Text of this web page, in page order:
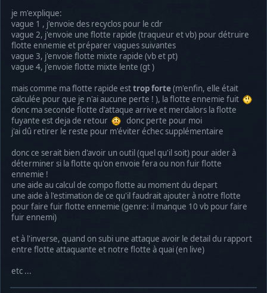
je m'explique:
vague 1 , j'envoie des recyclos pour le cdr
vague 2, j'envoie une flotte rapide (traqueur et vb) pour détruire
flotte ennemie et préparer vagues suivantes
vague 3, j'envoie flotte mixte rapide (vb et pt)
vague 4, j'envoie flotte mixte lente (gt )
mais comme ma flotte rapide esttrop forte(m'enfin, elle était
calculée pour que je n'ai aucune perte ! ), la flotte ennemie fuit
donc ma seconde flotte d'attaque arrive et merdalors la flotte
fuyante est deja de retour
donc perte pour moi
j'ai dû retirer le reste pour m'éviter échec supplémentaire
donc ce serait bien d'avoir un outil (quel qu'il soit) pour aider à
déterminer si la flotte qu'on envoie fera ou non fuir flotte
ennemie !
une aide au calcul de compo flotte au moment du depart
une aide à l'estimation de ce qu'il faudrait ajouter à notre flotte
pour faire fuir flotte ennemie (genre: il manque 10 vb pour faire
fuir ennemi)
et à l'inverse, quand on subi une attaque avoir le detail du rapport
entre flotte attaquante et notre flotte à quai (en live)
etc ...